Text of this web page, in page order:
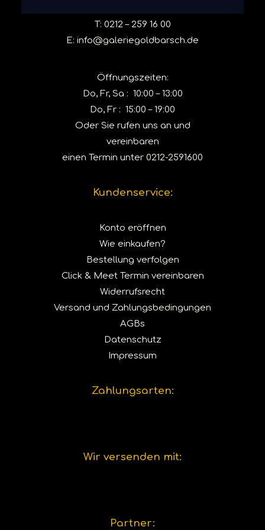
T: 0212 – 259 16 00
E: info@galeriegoldbarsch.de
Öffnungszeiten:
Do, Fr, Sa : 10:00 – 13:00
Do, Fr : 15:00 – 19:00
Oder Sie rufen uns an und
vereinbaren
einen Termin unter 0212-2591600
Kundenservice:
Konto eröffnen
Wie einkaufen?
Bestellung verfolgen
Click & Meet Termin vereinbaren
Widerrufsrecht
Versand und Zahlungsbedingungen
AGBs
Datenschutz
Impressum
Zahlungsarten:
Wir versenden mit:
Partner: